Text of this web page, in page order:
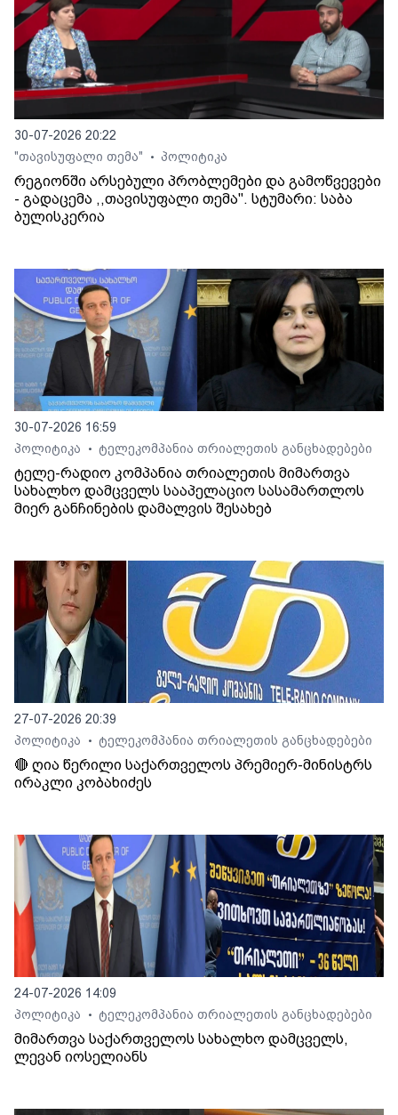
30-07-2026 20:22
"თავისუფალი თემა"
• პოლიტიკა
რეგიონში არსებული პრობლემები და გამოწვევები
- გადაცემა ,,თავისუფალი თემა". სტუმარი: საბა
ბულისკერია
30-07-2026 16:59
პოლიტიკა
• ტელეკომპანია თრიალეთის განცხადებები
ტელე-რადიო კომპანია თრიალეთის მიმართვა
სახალხო დამცველს სააპელაციო სასამართლოს
მიერ განჩინების დამალვის შესახებ
27-07-2026 20:39
პოლიტიკა
• ტელეკომპანია თრიალეთის განცხადებები
🔴 ღია წერილი საქართველოს პრემიერ-მინისტრს
ირაკლი კობახიძეს
24-07-2026 14:09
პოლიტიკა
• ტელეკომპანია თრიალეთის განცხადებები
მიმართვა საქართველოს სახალხო დამცველს,
ლევან იოსელიანს